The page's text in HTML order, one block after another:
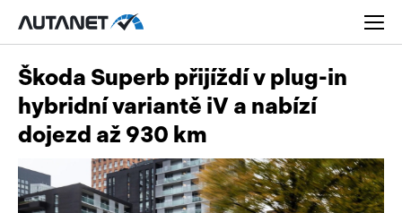
Osobní
Užitková
Škoda Superb přijíždí v plug-in
hybridní variantě iV a nabízí
dojezd až 930 km